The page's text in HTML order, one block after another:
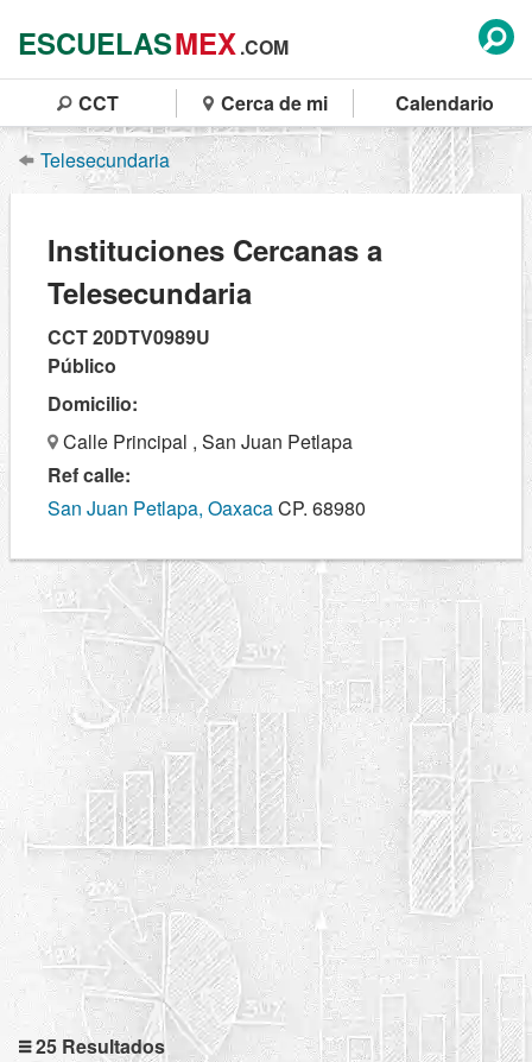
ESCUELASMEX.COM
CCT Cerca de mi Calendario
Telesecundaria
Instituciones Cercanas a
Telesecundaria
CCT 20DTV0989U
Público
Domicilio:
Calle Principal , San Juan Petlapa
Ref calle:
San Juan Petlapa, OaxacaCP. 68980
25 Resultados